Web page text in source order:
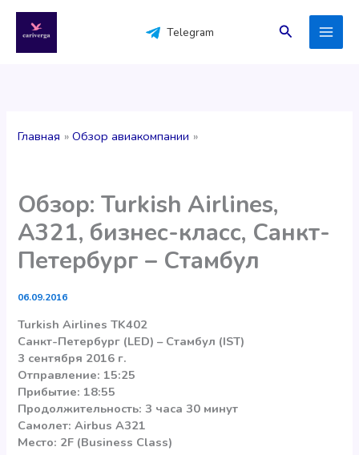
содержимому
Telegram Поиск
Главная Обзор авиакомпании
Обзор: Turkish Airlines,
A321, бизнес-класс, Санкт-
Петербург – Стамбул
06.09.2016
Turkish Airlines TK402
Санкт-Петербург (LED) – Стамбул (IST)
3 сентября 2016 г.
Отправление: 15:25
Прибытие: 18:55
Продолжительность: 3 часа 30 минут
Самолет: Airbus A321
Место: 2F (Business Class)